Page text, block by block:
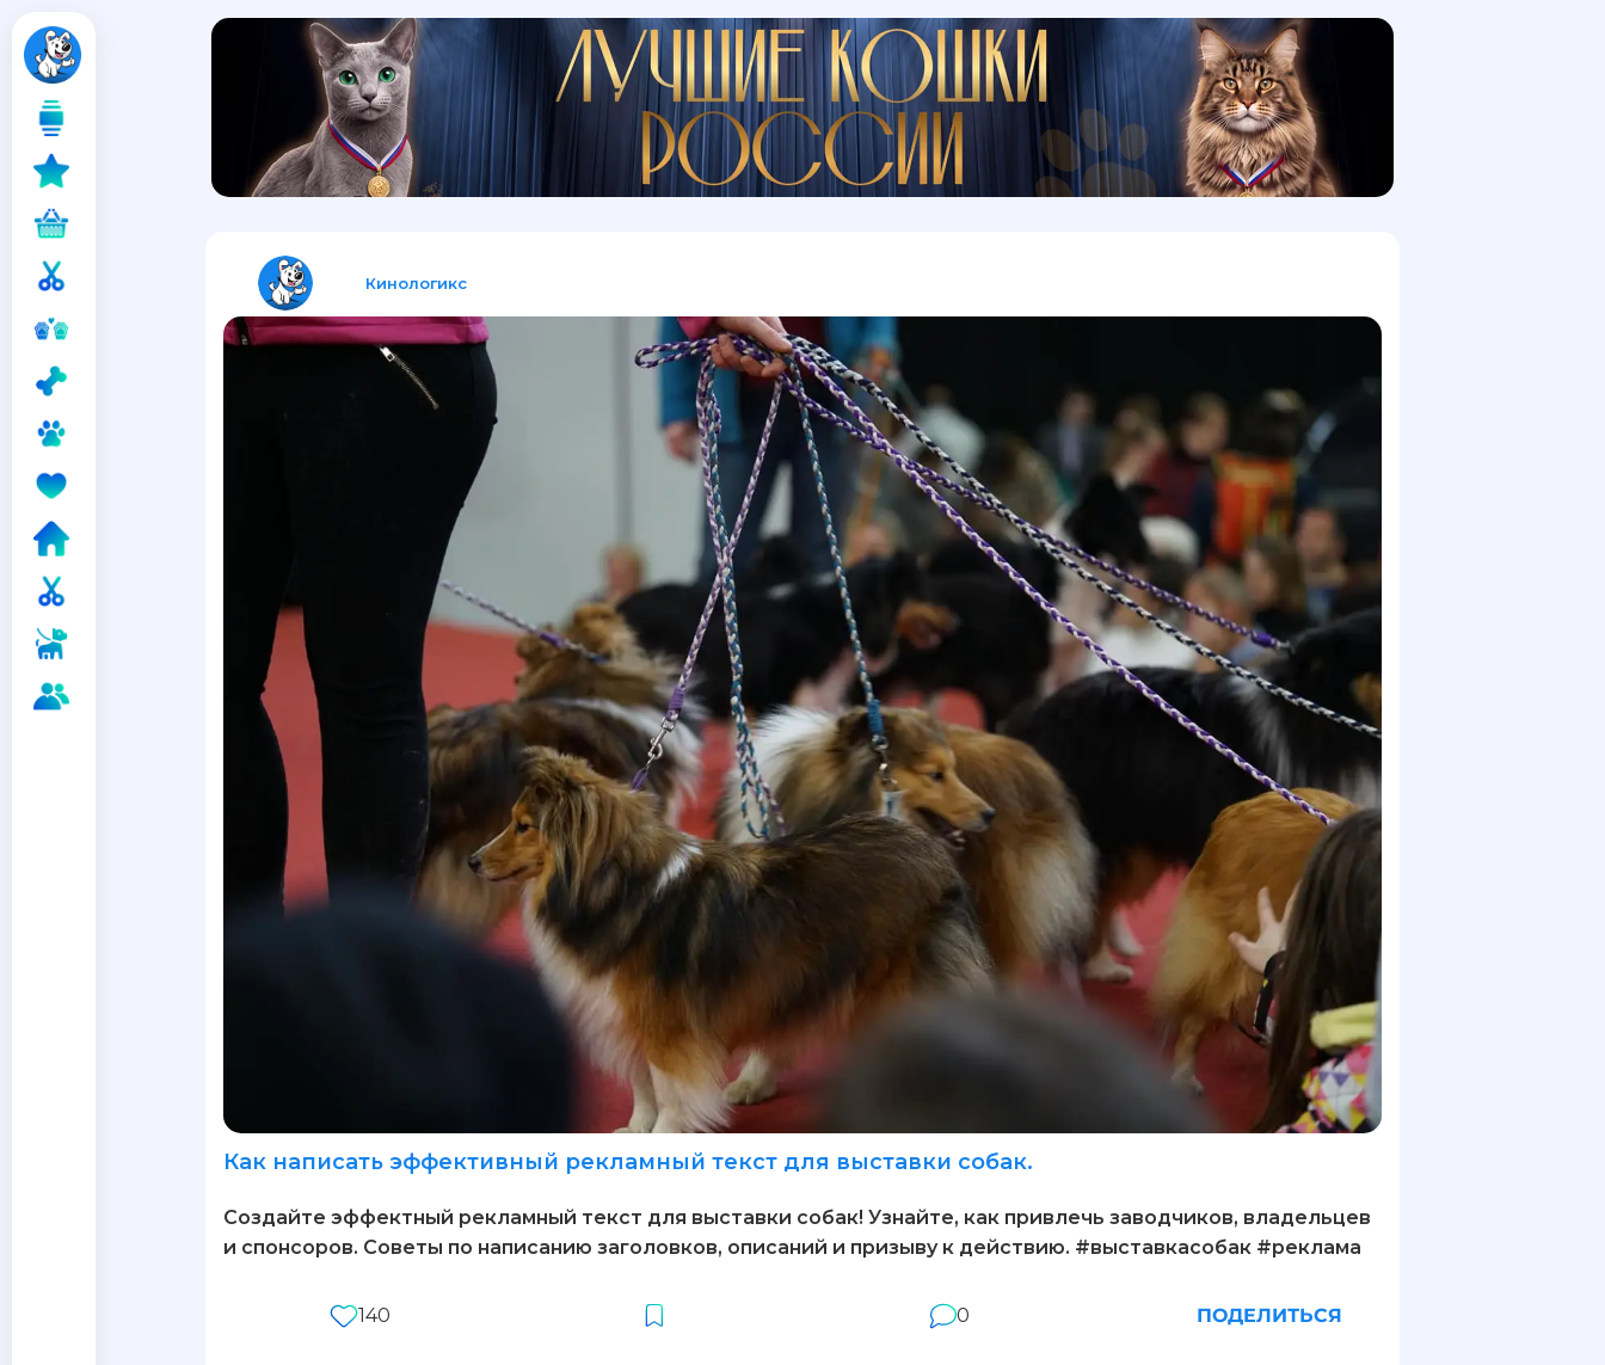
Кинологикс
Как написать эффективный рекламный текст для выставки собак.
Создайте эффектный рекламный текст для выставки собак! Узнайте, как привлечь заводчиков, владельцев
и спонсоров. Советы по написанию заголовков, описаний и призыву к действию. #выставкасобак #реклама
140 0 ПОДЕЛИТЬСЯ